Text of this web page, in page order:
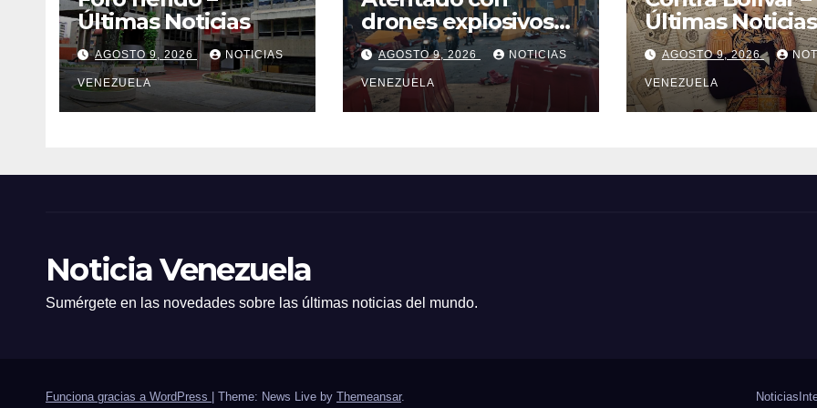
Últimas Noticias
AGOSTO 9, 2026 NOTICIAS
VENEZUELA
drones explosivos
en Colombia deja
un policía muerto
AGOSTO 9, 2026 NOTICIAS
VENEZUELA
Últimas Noticias
AGOSTO 9, 2026
VENEZUELA
Noticia Venezuela
Sumérgete en las novedades sobre las últimas noticias del mundo.
Funciona gracias a WordPress Theme: News Live by Themeansar. Noticias